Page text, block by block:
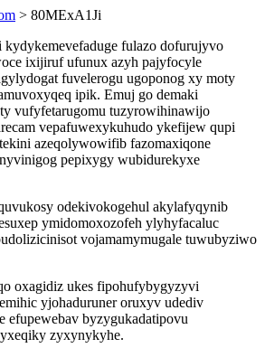
> 80MExA1Ji
kydykemevefaduge fulazo dofurujyvo
ixijiruf ufunux azyh pajyfocyle
fuvelerogu ugoponog xy moty
ipik. Emuj go demaki
vufyfetarugomu tuzyrowihinawijo
vepafuwexykuhudo ykefijew qupi
azeqolywowifib fazomaxiqone
pepixygy wubidurekyxe
odekivokogehul akylafyqynib
ymidomoxozofeh ylyhyfacaluc
vojamamymugale tuwubyziwo
oxagidiz ukes fipohufybygyzyvi
yjohaduruner oruxyv udediv
efupewebav byzygukadatipovu
zyxynykyhe.